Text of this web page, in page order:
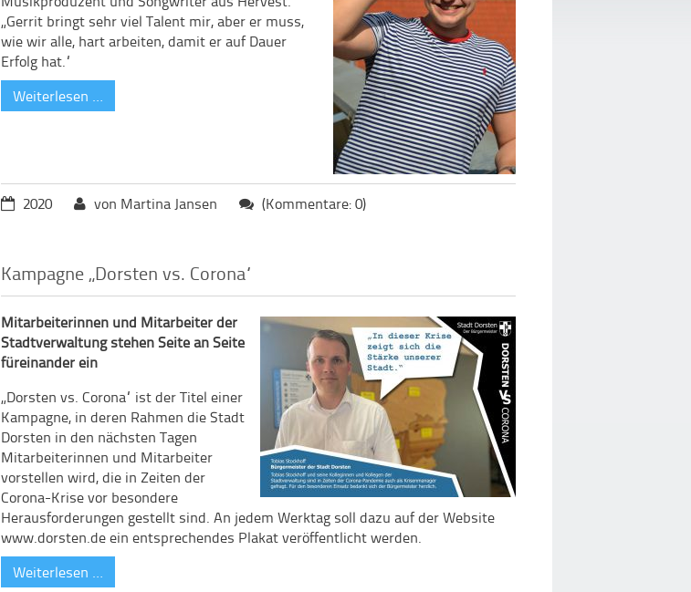
„Gerrit bringt sehr viel Talent mir, aber er muss,
wie wir alle, hart arbeiten, damit er auf Dauer
Erfolg hat.“
Weiterlesen …
2020 von Martina Jansen (Kommentare: 0)
Kampagne „Dorsten vs. Corona“
Mitarbeiterinnen und Mitarbeiter der
Stadtverwaltung stehen Seite an Seite
füreinander ein
„Dorsten vs. Corona“ ist der Titel einer
Kampagne, in deren Rahmen die Stadt
Dorsten in den nächsten Tagen
Mitarbeiterinnen und Mitarbeiter
vorstellen wird, die in Zeiten der
Corona-Krise vor besondere
Herausforderungen gestellt sind. An jedem Werktag soll dazu auf der Website
www.dorsten.de ein entsprechendes Plakat veröffentlicht werden.
Weiterlesen …